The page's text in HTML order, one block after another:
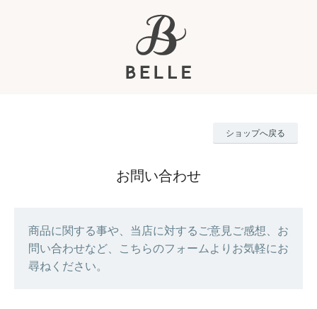
ショップへ戻る
お問い合わせ
商品に関する事や、当店に対するご意見ご感想、お
問い合わせなど、こちらのフォームよりお気軽にお
尋ねください。